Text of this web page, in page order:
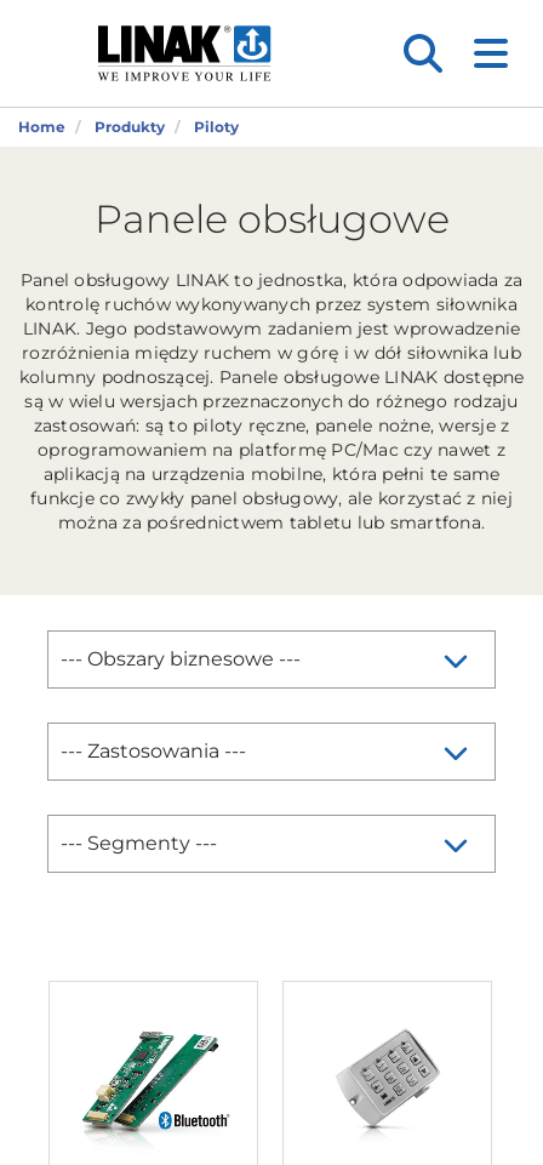
Home Produkty Piloty
Panele obsługowe
Panel obsługowy LINAK to jednostka, która odpowiada za
kontrolę ruchów wykonywanych przez system siłownika
LINAK. Jego podstawowym zadaniem jest wprowadzenie
rozróżnienia między ruchem w górę i w dół siłownika lub
kolumny podnoszącej. Panele obsługowe LINAK dostępne
są w wielu wersjach przeznaczonych do różnego rodzaju
zastosowań: są to piloty ręczne, panele nożne, wersje z
oprogramowaniem na platformę PC/Mac czy nawet z
aplikacją na urządzenia mobilne, która pełni te same
funkcje co zwykły panel obsługowy, ale korzystać z niej
można za pośrednictwem tabletu lub smartfona.